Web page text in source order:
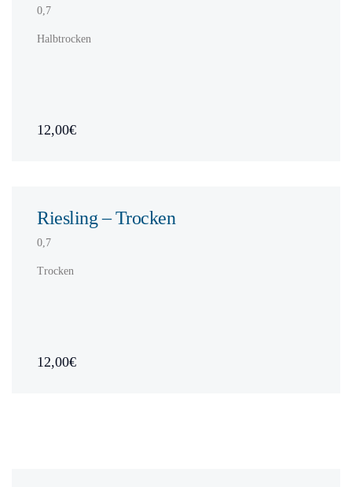
0,7
Halbtrocken
12,00€
Riesling – Trocken
0,7
Trocken
12,00€